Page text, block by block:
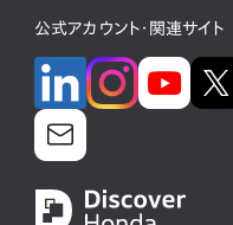
公式アカウント・関連サイト